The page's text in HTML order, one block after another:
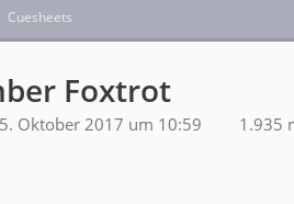
Cuesheets
Foxtrot
5. Oktober 2017 um 10:59 1.935